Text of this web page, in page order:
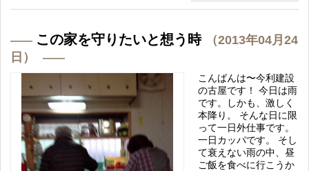
この家を守りたいと想う時
（2013年04月24
日）
こんばんは〜今利建設
の古屋です！ 今日は雨
です。しかも、激しく
本降り。 そんな日に限
って一日外仕事です。
一日カッパです。 そし
て衰えない雨の中、昼
ご飯を食べに行こうか